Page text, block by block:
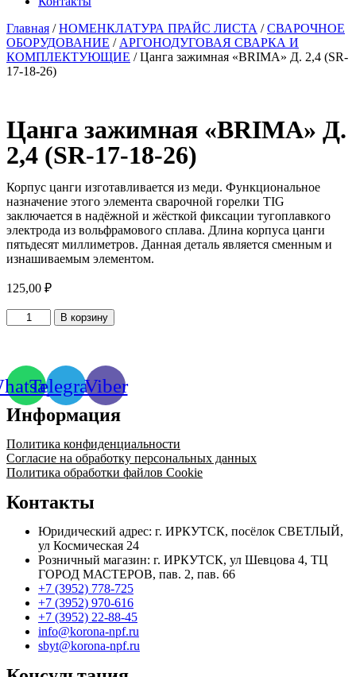
Главная /НОМЕНКЛАТУРА ПРАЙС ЛИСТА /СВАРОЧНОЕ
ОБОРУДОВАНИЕ / АРГОНОДУГОВАЯ СВАРКА И
КОМПЛЕКТУЮЩИЕ / Цанга зажимная «BRIMA» Д. 2,4 (SR-
17-18-26)
Цанга зажимная «BRIMA» Д.
2,4 (SR-17-18-26)
Корпус цанги изготавливается из меди. Функциональное
назначение этого элемента сварочной горелки TIG
заключается в надёжной и жёсткой фиксации тугоплавкого
электрода из вольфрамового сплава. Длина корпуса цанги
пятьдесят миллиметров. Данная деталь является сменным и
изнашиваемым элементом.
125,00 ₽
Количество
товара
"BRIMA"
Д.
2,4
(SR-
18-
26)
В корзину
TelegramViber
Информация
Политика конфиденциальности
Согласие на обработку персональных данных
Политика обработки файлов Cookie
Контакты
Юридический адрес: г. ИРКУТСК, посёлок СВЕТЛЫЙ,
ул Космическая 24
Розничный магазин: г. ИРКУТСК, ул Шевцова 4, ТЦ
ГОРОД МАСТЕРОВ, пав. 2, пав. 66
+7 (3952) 778-725
+7 (3952) 970-616
+7 (3952) 22-88-45
info@korona-npf.ru
sbyt@korona-npf.ru